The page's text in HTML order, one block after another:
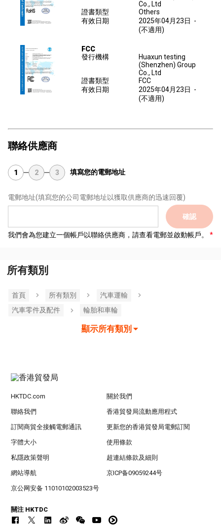
Co., Ltd
證書類型
Others
有效日期
2025年04月23日 -
(不適用)
FCC
發行機構
Huaxun testing
(Shenzhen) Group
Co., Ltd
證書類型
FCC
有效日期
2025年04月23日 -
(不適用)
聯絡供應商
1 2 3 填寫您的電郵地址
電郵地址(填寫您的公司電郵地址以獲取供應商的迅速回覆)
確認
我們會為您建立一個帳戶以聯絡供應商，請查看電郵並啟動帳戶。
所有類別
首頁 所有類別
汽車運輸
汽車零件及配件
輪胎和車輪
顯示所有類別
HKTDC.com 關於我們
聯絡我們 香港貿發局流動應用程式
訂閱商貿全接觸電郵通訊 更新您的香港貿發局電郵訂閱
字體大小 使用條款
私隱政策聲明 超連結條款及細則
網站導航 京ICP备09059244号
京公网安备 11010102003523号
關注 HKTDC